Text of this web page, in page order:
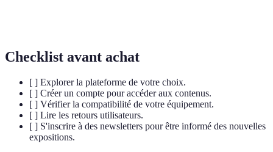
Checklist avant achat
[ ] Explorer la plateforme de votre choix.
[ ] Créer un compte pour accéder aux contenus.
[ ] Vérifier la compatibilité de votre équipement.
[ ] Lire les retours utilisateurs.
[ ] S'inscrire à des newsletters pour être informé des nouvelles
expositions.